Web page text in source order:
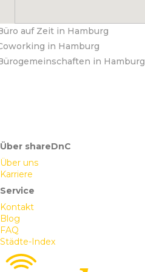
auf Zeit in Hamburg
in Hamburg
in Hamburg
Über shareDnC
Über uns
Karriere
Service
Kontakt
Blog
FAQ
Städte-Index